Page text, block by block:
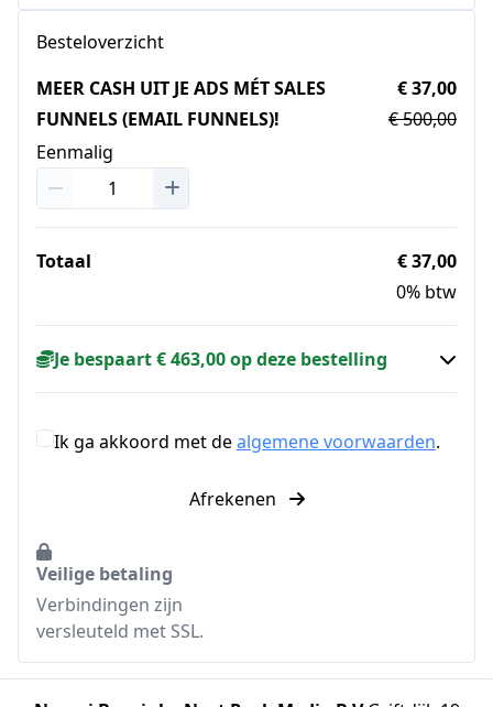
Besteloverzicht
MEER CASH UIT JE ADS MÉT SALES
FUNNELS (EMAIL FUNNELS)!
Eenmalig
€ 37,00
€ 500,00
Totaal
€ 37,00
0% btw
Je bespaart € 463,00 op deze bestelling
Ik ga akkoord met dealgemene voorwaarden.
Afrekenen
Veilige betaling
Verbindingen zijn
versleuteld met SSL.